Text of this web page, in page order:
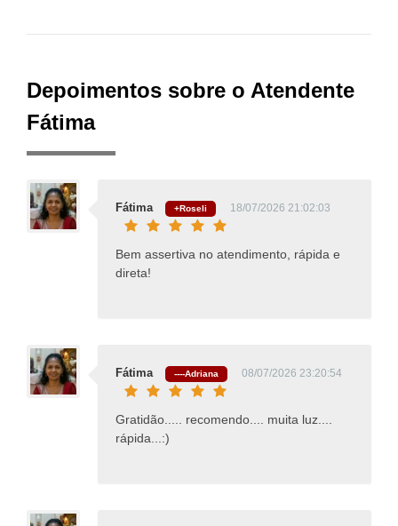
Depoimentos sobre o Atendente
Fátima
Fátima +Roseli 18/07/2026 21:02:03
Bem assertiva no atendimento, rápida e
direta!
Fátima ----Adriana 08/07/2026 23:20:54
Gratidão..... recomendo.... muita luz....
rápida...:)